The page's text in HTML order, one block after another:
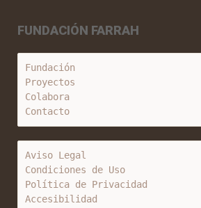
FUNDACIÓN FARRAH
Fundación
Proyectos
Colabora
Contacto
Aviso Legal
Condiciones de Uso
Política de Privacidad
Accesibilidad